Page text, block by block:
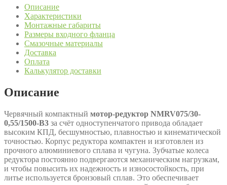
Описание
Характеристики
Монтажные габариты
Размеры входного фланца
Смазочные материалы
Доставка
Оплата
Калькулятор доставки
Описание
Червячный компактный мотор-редуктор NMRV075/30-
0,55/1500-B3 за счёт одноступенчатого привода обладает
высоким КПД, бесшумностью, плавностью и кинематической
точностью. Корпус редуктора компактен и изготовлен из
прочного алюминиевого сплава и чугуна. Зубчатые колеса
редуктора постоянно подвергаются механическим нагрузкам,
и чтобы повысить их надежность и износостойкость, при
литье используется бронзовый сплав. Это обеспечивает